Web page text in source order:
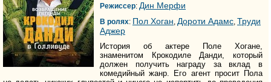
Режиссер: Дин Мерфи
В ролях: Пол Хоган, Дороти Адамс, Труди
Аджер
История об актере Поле Хогане,
знаменитом Крокодиле Данди, который
должен получить награду за вклад в
комедийный жанр. Его агент просит Пола